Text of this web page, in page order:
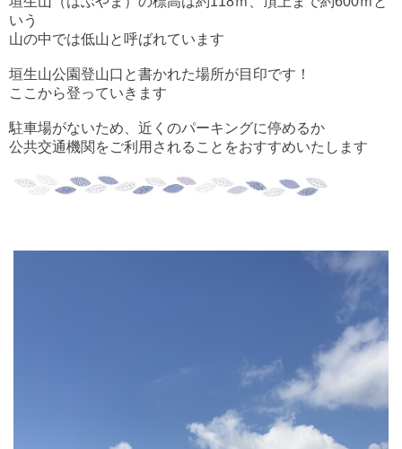
いう
山の中では低山と呼ばれています
垣生山公園登山口と書かれた場所が目印です！
ここから登っていきます
駐車場がないため、近くのパーキングに停めるか
公共交通機関をご利用されることをおすすめいたします